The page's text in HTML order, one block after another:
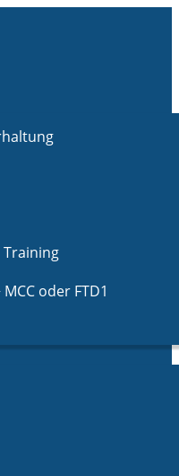
Training
oder FTD1